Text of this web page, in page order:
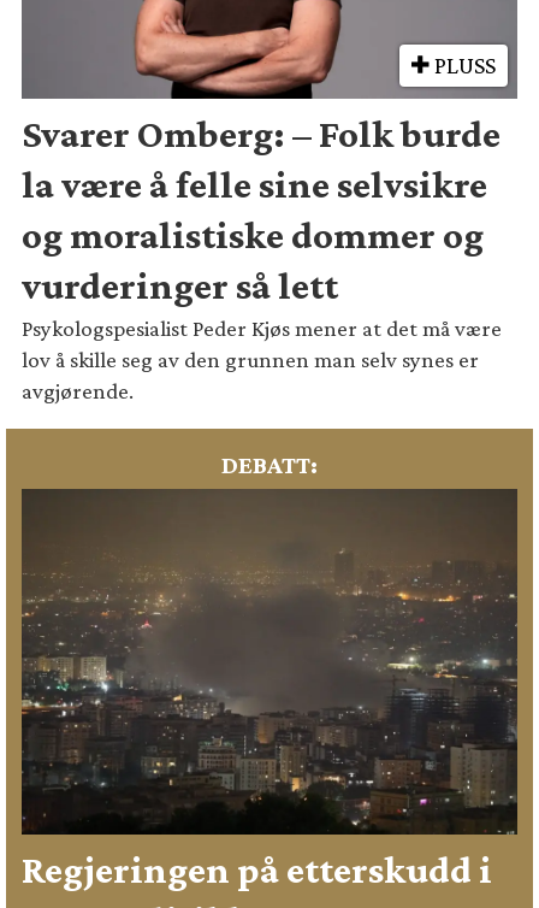
PLUSS
Svarer Omberg: – Folk burde
la være å felle sine selvsikre
og moralistiske dommer og
vurderinger så lett
Psykologspesialist Peder Kjøs mener at det må være
lov å skille seg av den grunnen man selv synes er
avgjørende.
DEBATT:
Regjeringen på etterskudd i